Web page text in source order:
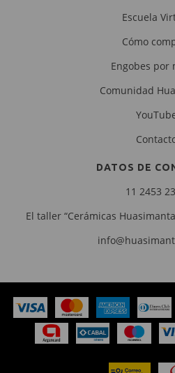
Escuela
Cómo
Engobes por
Comunidad
DATOS DE
11 2453
El taller “Cerámicas